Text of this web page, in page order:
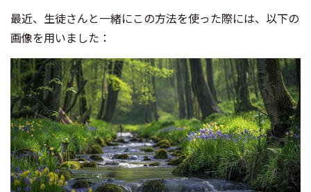
最近、生徒さんと一緒にこの方法を使った際には、以下の
画像を用いました：